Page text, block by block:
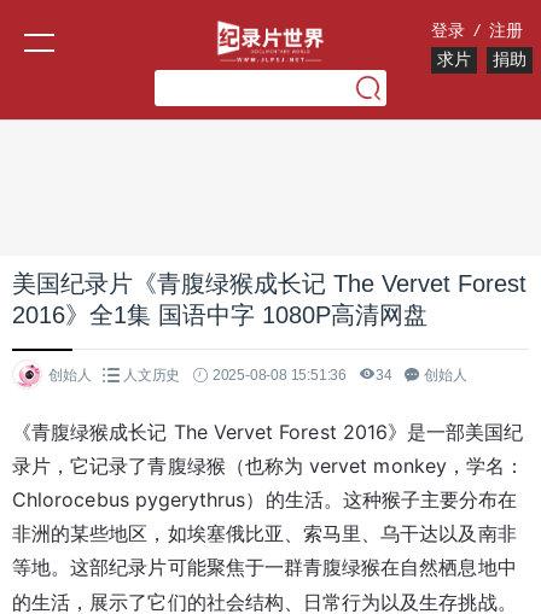
登录 / 注册
求片
捐助
美国纪录片《青腹绿猴成长记 The Vervet Forest
2016》全1集 国语中字 1080P高清网盘
创始人 人文历史 2025-08-08 15:51:36 34 创始人
《青腹绿猴成长记 The Vervet Forest 2016》是一部美国纪
录片，它记录了青腹绿猴（也称为 vervet monkey，学名：
Chlorocebus pygerythrus）的生活。这种猴子主要分布在
非洲的某些地区，如埃塞俄比亚、索马里、乌干达以及南非
等地。这部纪录片可能聚焦于一群青腹绿猴在自然栖息地中
的生活，展示了它们的社会结构、日常行为以及生存挑战。